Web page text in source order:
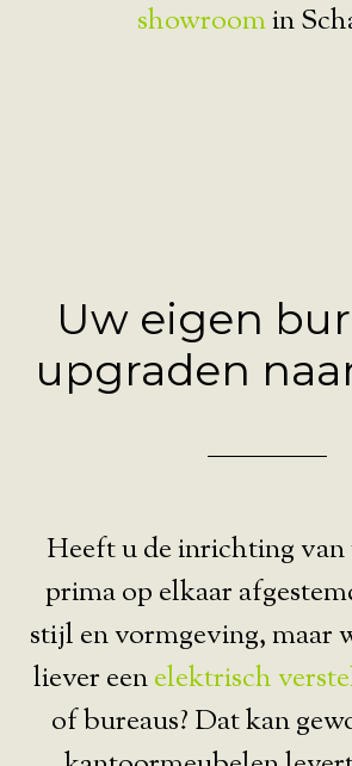
showroomin
Uw eigen
upgraden
Heeft u de inrichting
prima op elkaar
stijl en vormgeving, maar
liever eenelektrisch
of bureaus? Dat kan